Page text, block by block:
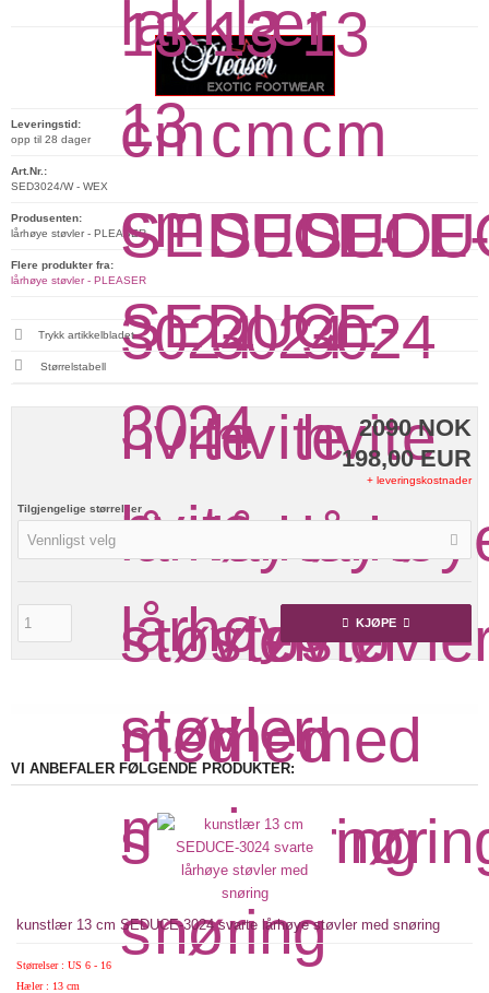
2090 NOK
198,00 EUR
+ leveringskostnader
Tilgjengelige størrelser
Vennligst velg
KJØPE
Leveringstid:
opp til 28 dager
Art.Nr.:
SED3024/W - WEX
Produsenten:
lårhøye støvler - PLEASER
Flere produkter fra:
lårhøye støvler - PLEASER
Trykk artikkelbladet
Størrelstabell
VI ANBEFALER FØLGENDE PRODUKTER:
kunstlær 13 cm SEDUCE-3024 svarte lårhøye støvler med snøring
Størrelser : US 6 - 16
Hæler : 13 cm